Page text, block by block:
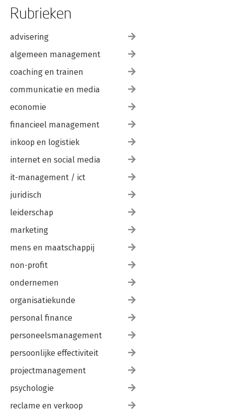
Rubrieken
advisering
algemeen management
coaching en trainen
communicatie en media
economie
financieel management
inkoop en logistiek
internet en social media
it-management / ict
juridisch
leiderschap
marketing
mens en maatschappij
non-profit
ondernemen
organisatiekunde
personal finance
personeelsmanagement
persoonlijke effectiviteit
projectmanagement
psychologie
reclame en verkoop